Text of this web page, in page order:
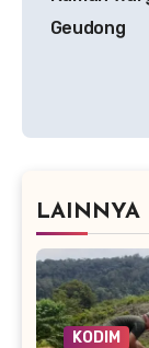
Geudong
LAINNYA
KODIM